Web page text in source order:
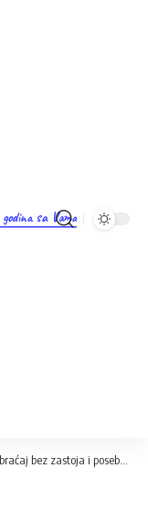
sa Vama
bez zastoja i posebnih ograničenja